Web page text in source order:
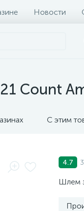
Новости
Count
С этим
4.7
Шлем